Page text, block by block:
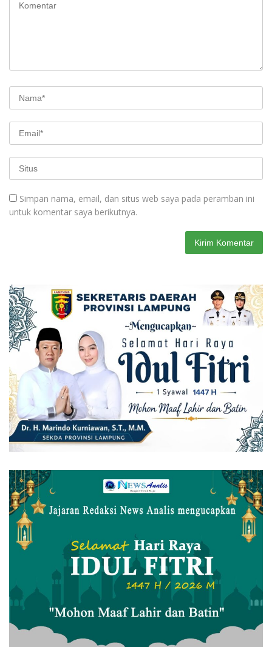
Simpan nama, email, dan situs web saya pada peramban ini
untuk komentar saya berikutnya.